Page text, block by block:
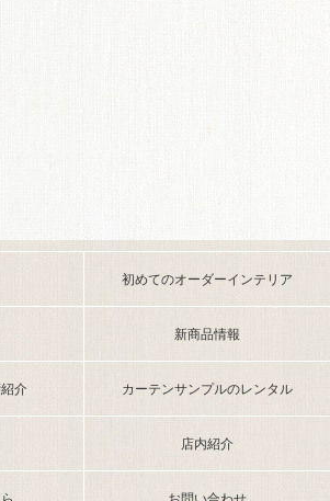
初めてのオーダーインテリア
新商品情報
介 カーテンサンプルのレンタル
店内紹介